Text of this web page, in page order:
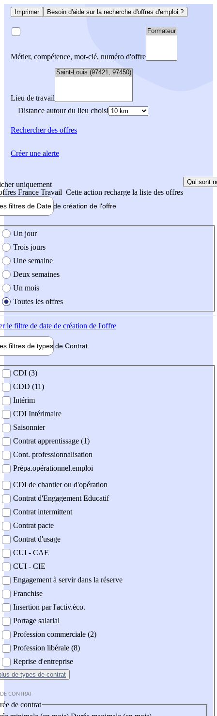
Imprimer Besoin d'aide sur la recherche d'offres d'emploi ?
Métier, compétence, mot-clé, numéro d'offre
Lieu de travail
Distance autour du lieu choisi
Rechercherdes offres
uniquement
France Travail Cette action recharge la liste des offres
Qui sont
filtres de Date de création de l'offre
création de l'offre
Un jour
Trois jours
Une semaine
Deux semaines
Un mois
Toutes les offres
le filtre de date de création de l'offre
filtres de types de Contrat
contrat
CDI (3)
CDD (11)
Intérim
CDI Intérimaire
Saisonnier
Contrat apprentissage (1)
Cont. professionnalisation
Prépa.opérationnel.emploi
CDI de chantier ou d'opération
Contrat d'Engagement Educatif
Contrat intermittent
Contrat pacte
Contrat d'usage
CUI - CAE
CUI - CIE
Engagement à servir dans la réserve
Franchise
Insertion par l'activ.éco.
Portage salarial
Profession commerciale (2)
Profession libérale (8)
Reprise d'entreprise
de types de contrat
CONTRAT
de contrat
Créer une alerte